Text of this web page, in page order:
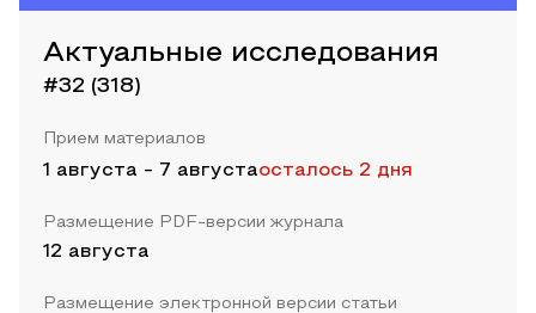
Актуальные исследования
#32 (318)
Прием материалов
1 августа - 7 августаосталось 2 дня
Размещение PDF-версии журнала
12 августа
Размещение электронной версии статьи